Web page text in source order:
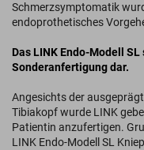
Schmerzsymptomatik
endoprothetisches
Das LINK Endo-Modell
Sonderanfertigung dar.
Angesichts der
Tibiakopf wurde LINK
Patientin anzufertigen.
LINK Endo-Modell SL